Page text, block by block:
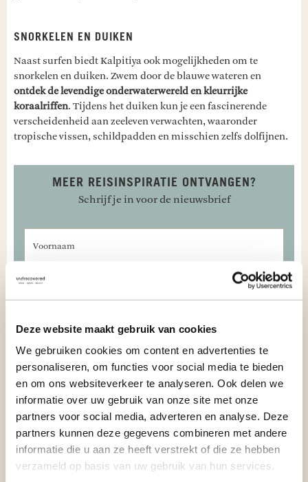
Deze website maakt gebruik van cookies
We gebruiken cookies om content en advertenties te
personaliseren, om functies voor social media te bieden
en om ons websiteverkeer te analyseren. Ook delen we
informatie over uw gebruik van onze site met onze
partners voor social media, adverteren en analyse. Deze
partners kunnen deze gegevens combineren met andere
informatie die u aan ze heeft verstrekt of die ze hebben
verzameld op basis van uw gebruik van hun services.
SNORKELEN EN DUIKEN
Naast surfen biedt Kalpitiya ook mogelijkheden om te
snorkelen en duiken. Zwem door de blauwe wateren en
ontdek de levendige onderwaterwereld en kleurrijke
koraalriffen. Tijdens het duiken kun je een fascinerende
verscheidenheid aan zeeleven verwachten, waaronder
tropische vissen, schildpadden en misschien zelfs dolfijnen.
MEER REISINSPIRATIE ONTVANGEN?
Schrijf je in voor de nieuwsbrief
This site is protected by reCAPTCHA
VERBLIJVEN IN KALPITIYA
Verblijf in het Elements Beach & Nature Resort
, gelegen aan de
kust van Kalpitiya. Ontsnap aan de drukte en word wakker